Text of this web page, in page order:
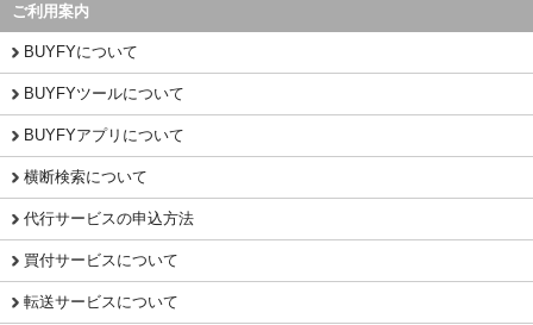
ご利用案内
BUYFYについて
BUYFYツールについて
BUYFYアプリについて
横断検索について
代行サービスの申込方法
買付サービスについて
転送サービスについて